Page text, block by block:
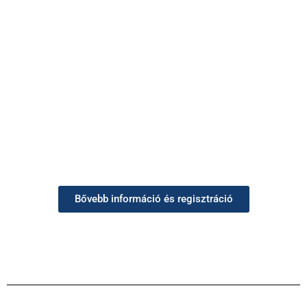
Bővebb információ és regisztráció